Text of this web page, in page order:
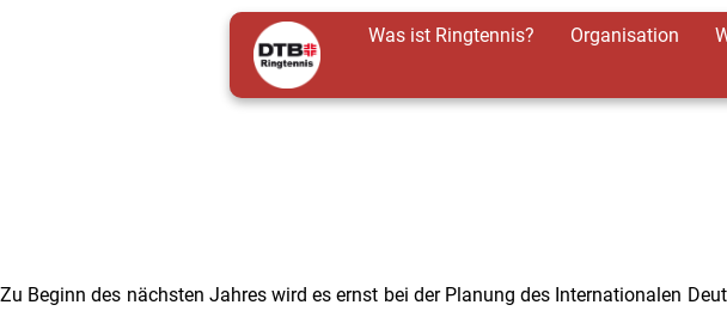
Was ist Ringtennis? Organisation
Zu Beginn des nächsten Jahres wird es ernst bei der Planung des Internationalen